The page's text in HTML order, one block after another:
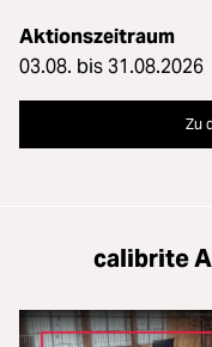
Aktionszeitraum
03.08. bis 31.08.2026
Zu
calibrite